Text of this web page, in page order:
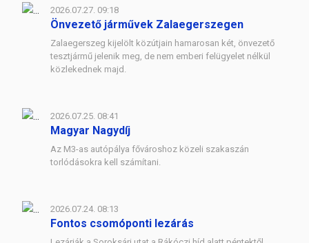
2026.07.27. 09:18
Önvezető járművek Zalaegerszegen
Zalaegerszeg kijelölt közútjain hamarosan két, önvezető
tesztjármű jelenik meg, de nem emberi felügyelet nélkül
közlekednek majd.
2026.07.25. 08:41
Magyar Nagydíj
Az M3-as autópálya fővároshoz közeli szakaszán
torlódásokra kell számítani.
2026.07.24. 08:13
Fontos csomóponti lezárás